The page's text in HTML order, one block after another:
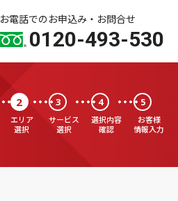
お電話でのお申込み・お問合せ
0120-493-530
2
エリア
選択
3
サービス
選択
4
選択内容
確認
5
お客様
情報入力